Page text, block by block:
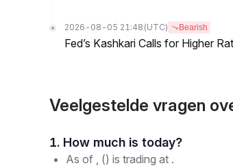
2026-08-05 21:48 (UTC) Bearish
Fed’s Kashkari Calls for Higher
Veelgestelde vragen
1. How much is today?
As of , () is trading at .